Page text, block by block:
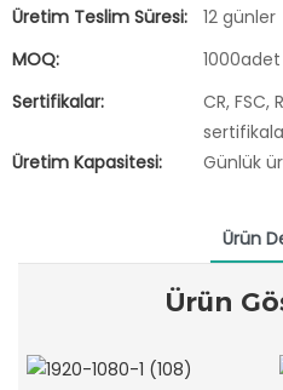
Üretim Teslim Süresi:
12 günler
MOQ:
1000adet
Sertifikalar:
CR, FSC,
Üretim Kapasitesi:
Günlük
Ürün
Ürün